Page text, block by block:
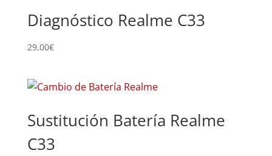
Diagnóstico Realme C33
29,00€
Sustitución Batería Realme
C33